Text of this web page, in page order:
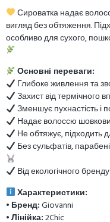
Сироватка надає
вигляд без обтяження.
особливо для сухого,
Основні переваги:
Глибоке живлення та
Захист від термічного
Зменшує пухнастість і
Надає волоссю
Не обтяжує, підходить
Без сульфатів,
Від екологічного бренду
Характеристики:
• Бренд:Giovanni
•Лінійка:2Chic